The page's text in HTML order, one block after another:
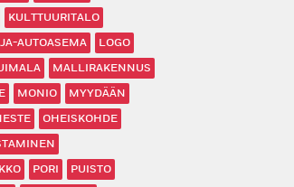
KULTTUURITALO
AUTOASEMA
LOGO
MALLIRAKENNUS
MONIO
MYYDÄÄN
OHEISKOHDE
PORI
PUISTO